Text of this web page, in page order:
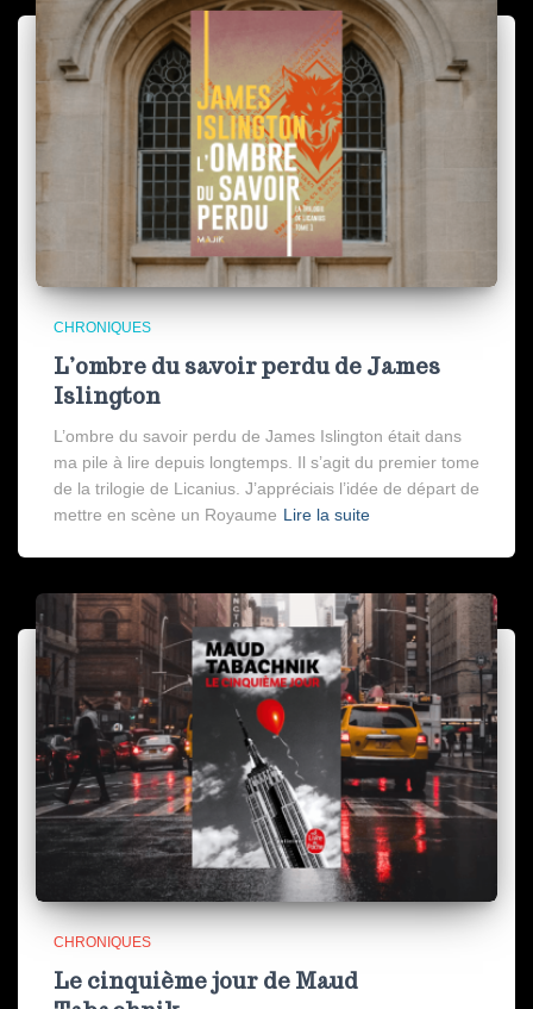
CHRONIQUES
L’ombre du savoir perdu de James
Islington
L’ombre du savoir perdu de James Islington était dans
ma pile à lire depuis longtemps. Il s’agit du premier tome
de la trilogie de Licanius. J’appréciais l’idée de départ de
mettre en scène un Royaume Lire la suite
CHRONIQUES
Le cinquième jour de Maud